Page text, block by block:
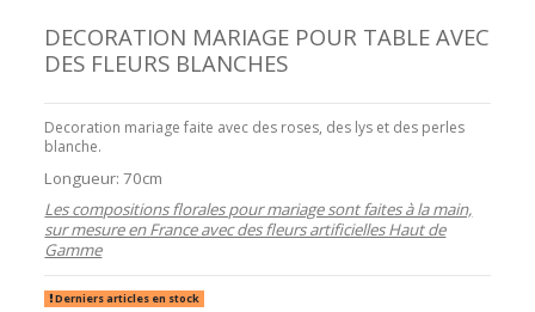
DECORATION MARIAGE POUR TABLE AVEC
DES FLEURS BLANCHES
Decoration mariage faite avec des roses, des lys et des perles
blanche.
Longueur: 70cm
Les compositions florales pour mariage sont faites à la main,
sur mesure en France avec des fleurs artificielles Haut de
Gamme
Derniers articles en stock